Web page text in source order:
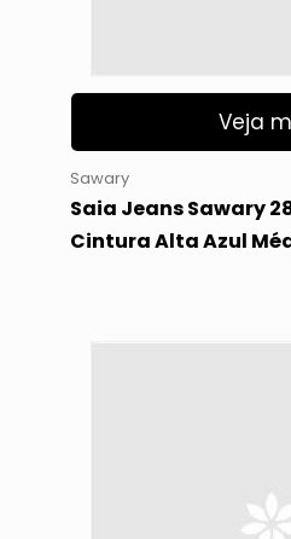
Veja
Sawary
Saia Jeans Sawary
Cintura Alta Azul